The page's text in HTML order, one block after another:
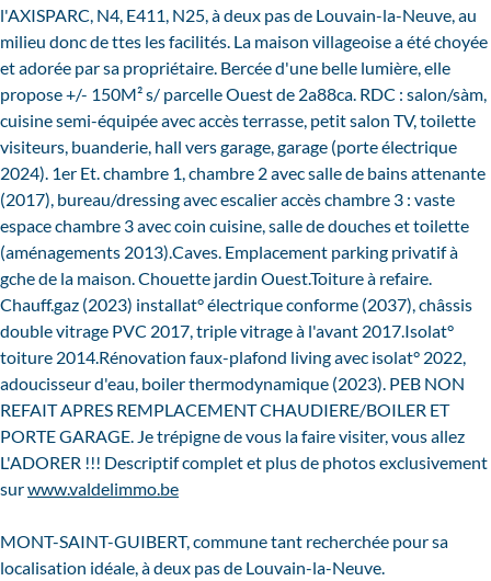
l'AXISPARC, N4, E411, N25, à deux pas de Louvain-la-Neuve, au
milieu donc de ttes les facilités. La maison villageoise a été choyée
et adorée par sa propriétaire. Bercée d'une belle lumière, elle
propose +/- 150M² s/ parcelle Ouest de 2a88ca. RDC : salon/sàm,
cuisine semi-équipée avec accès terrasse, petit salon TV, toilette
visiteurs, buanderie, hall vers garage, garage (porte électrique
2024). 1er Et. chambre 1, chambre 2 avec salle de bains attenante
(2017), bureau/dressing avec escalier accès chambre 3 : vaste
espace chambre 3 avec coin cuisine, salle de douches et toilette
(aménagements 2013).Caves. Emplacement parking privatif à
gche de la maison. Chouette jardin Ouest.Toiture à refaire.
Chauff.gaz (2023) installat° électrique conforme (2037), châssis
double vitrage PVC 2017, triple vitrage à l'avant 2017.Isolat°
toiture 2014.Rénovation faux-plafond living avec isolat° 2022,
adoucisseur d'eau, boiler thermodynamique (2023). PEB NON
REFAIT APRES REMPLACEMENT CHAUDIERE/BOILER ET
PORTE GARAGE. Je trépigne de vous la faire visiter, vous allez
L'ADORER !!! Descriptif complet et plus de photos exclusivement
surwww.valdelimmo.be
MONT-SAINT-GUIBERT, commune tant recherchée pour sa
localisation idéale, à deux pas de Louvain-la-Neuve.